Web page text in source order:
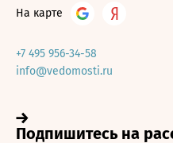
На карте
+7 495 956-34-58
info@vedomosti.ru